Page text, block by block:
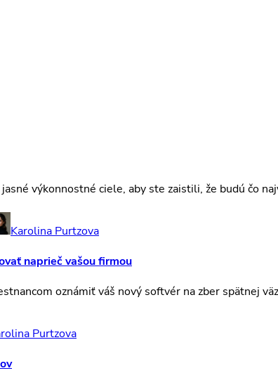
výkonnostné ciele, aby ste zaistili, že budú čo
Karolina Purtzova
naprieč vašou firmou
oznámiť váš nový softvér na zber spätnej
Purtzova